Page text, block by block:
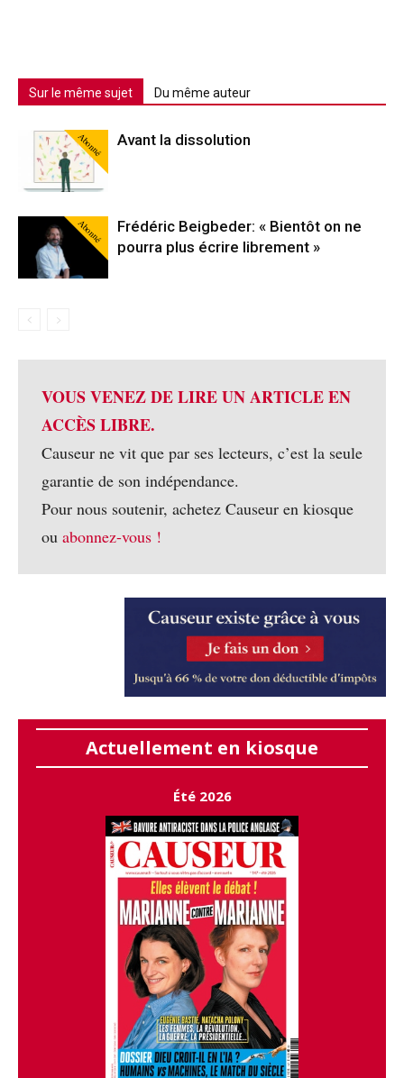
Sur le même sujet Du même auteur
Abonné Avant la dissolution
Abonné
Frédéric Beigbeder: « Bientôt on ne
pourra plus écrire librement »
VOUS VENEZ DE LIRE UN ARTICLE EN
ACCÈS LIBRE.
Causeur ne vit que par ses lecteurs, c’est la seule
garantie de son indépendance.
Pour nous soutenir, achetez Causeur en kiosque
ou abonnez-vous !
Actuellement en kiosque
Été 2026